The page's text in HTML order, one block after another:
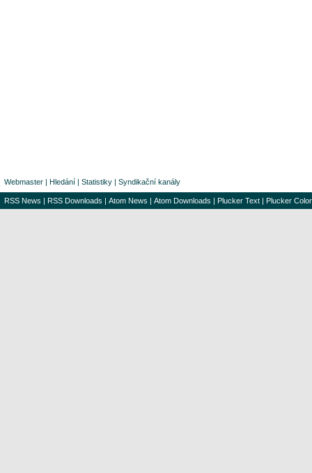
Webmaster | Hledání | Statistiky | Syndikační kanály
RSS News | RSS Downloads | Atom News | Atom Downloads | Plucker Text | Plucker Color